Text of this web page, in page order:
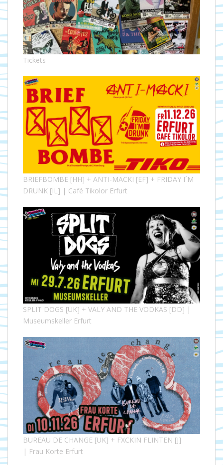
Tickets
BRIEFBOMBE [HH] + ANTI-MACKI [EF] + FRIDAY I´M
DRUNK [IL] | Café Tikolor Erfurt
SPLIT DOGS [UK] + VALY AND THE VODKAS [DD] |
Museumskeller Erfurt
BUREAU DE CHANGE [UK] + FXCKIN FLINTEN [J]
| Frau Korte Erfurt